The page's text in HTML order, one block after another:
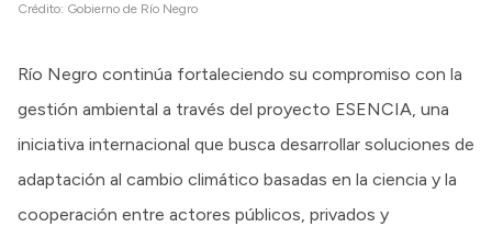
Crédito: Gobierno de Río Negro
Río Negro continúa fortaleciendo su compromiso con la
gestión ambiental a través del proyecto ESENCIA, una
iniciativa internacional que busca desarrollar soluciones de
adaptación al cambio climático basadas en la ciencia y la
cooperación entre actores públicos, privados y